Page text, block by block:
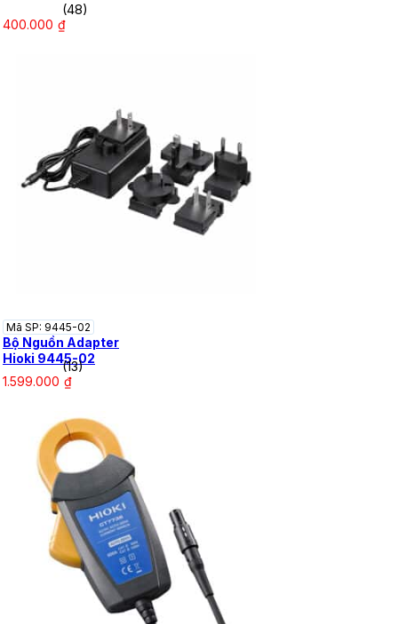
(48)
400.000 ₫
Mã SP: 9445-02
Bộ Nguồn Adapter
Hioki 9445-02
(13)
1.599.000 ₫